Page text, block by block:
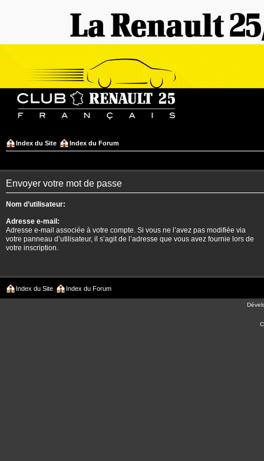
Index du Site Index du Forum
Envoyer votre mot de passe
Nom d’utilisateur:
Adresse e-mail:
Adresse e-mail associée à votre compte. Si vous ne l’avez pas modifiée via
votre panneau d’utilisateur, il s’agit de l’adresse que vous avez fournie lors de
votre inscription.
Index du Site Index du Forum